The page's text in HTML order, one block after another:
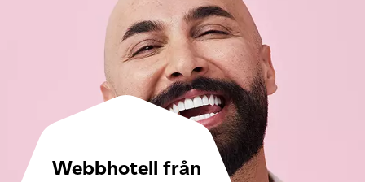
Webbhotell från